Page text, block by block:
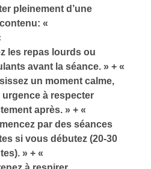
pleinement d’une
«
les repas lourds ou
avant la séance. » + «
un moment calme,
urgence à respecter
après. » + «
par des séances
si vous débutez (20-30
» + «